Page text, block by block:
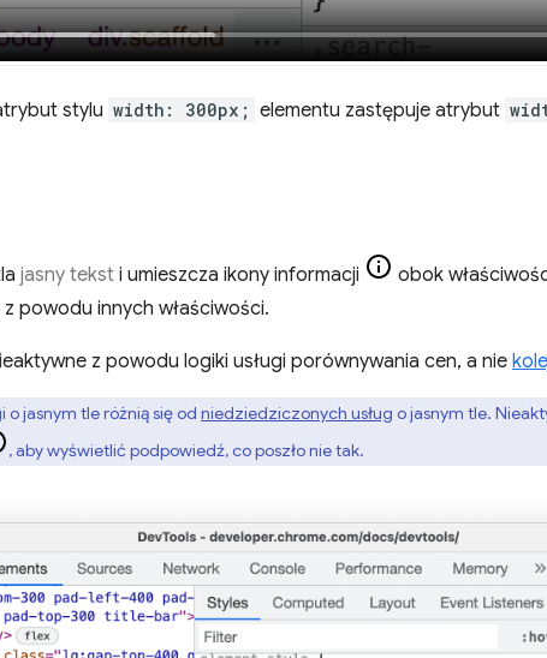
stylu width: 300px; elementu zastępuje atrybut
jasny tekst i umieszcza ikony informacji
obok
z powodu innych właściwości.
z powodu logiki usługi porównywania cen, a nie
o jasnym tle różnią się od niedziedziczonych usług o jasnym tle.
, aby wyświetlić podpowiedź, co poszło nie tak.